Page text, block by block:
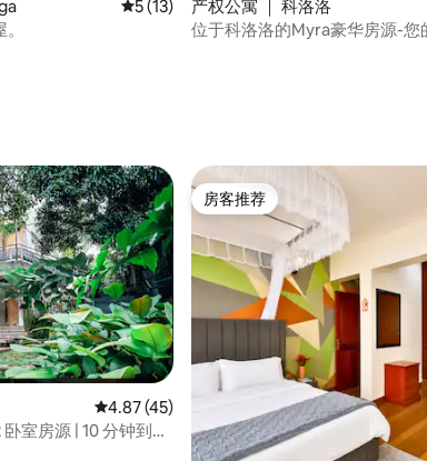
3 条评价
平均评分 5 分（满分 5 分），共 13 条评价
5 (13)
产权公寓 ｜ 科洛洛
位于科洛洛的Myra豪华房源-您
22 条评价
平均评分 4.87 分（满分 5 分），共 45 条评价
4.87 (45)
室房源 | 10 分钟到
房客推荐
房客推荐